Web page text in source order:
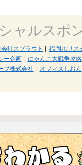
ャルスポ
社スプラウト 福岡ホリス
ー企画| にゃんこ大戦争攻
ブ株式会社 オフィスしおん